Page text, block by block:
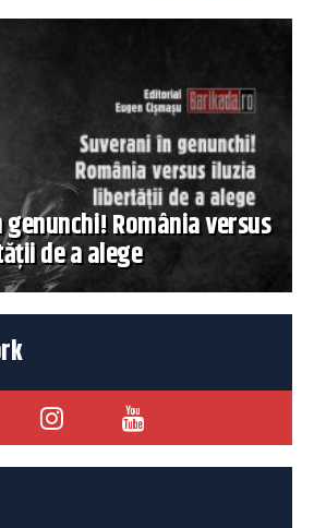
România versus
de a alege